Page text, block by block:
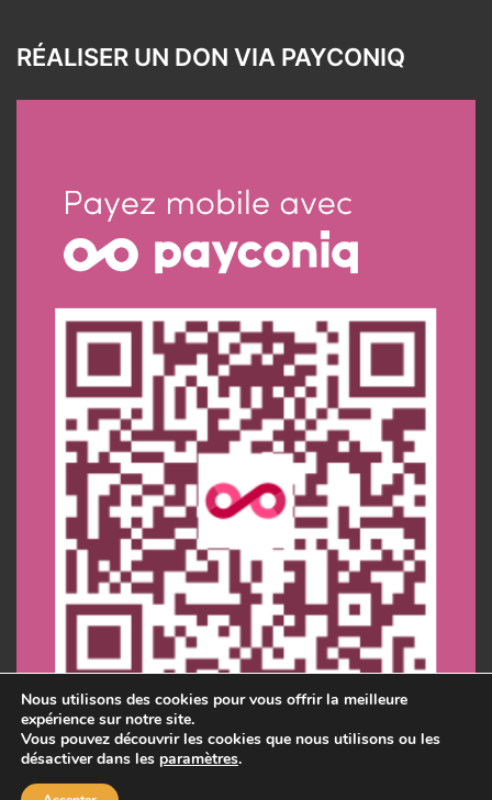
RÉALISER UN DON VIA PAYCONIQ
Nous utilisons des cookies pour vous offrir la meilleure
expérience sur notre site.
Vous pouvez découvrir les cookies que nous utilisons ou les
désactiver dans les paramètres.